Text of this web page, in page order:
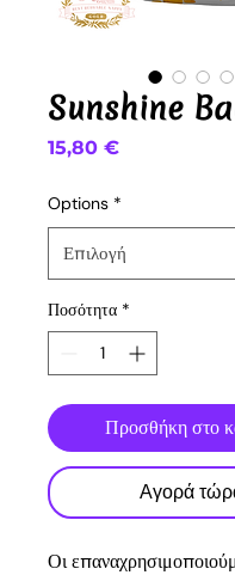
Sunshine
15,80 €Τιμή
Options *
Ποσότητα *
Προσθήκη στο
Αγορά
Οι